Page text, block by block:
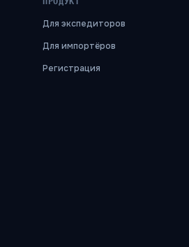
Для экспедиторов
Для импортёров
Регистрация